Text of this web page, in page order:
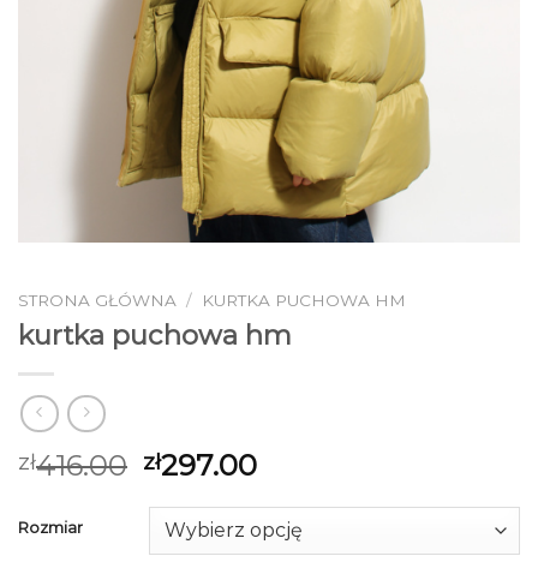
STRONA GŁÓWNA / KURTKA PUCHOWA HM
kurtka puchowa hm
zł416.00 zł297.00
Rozmiar